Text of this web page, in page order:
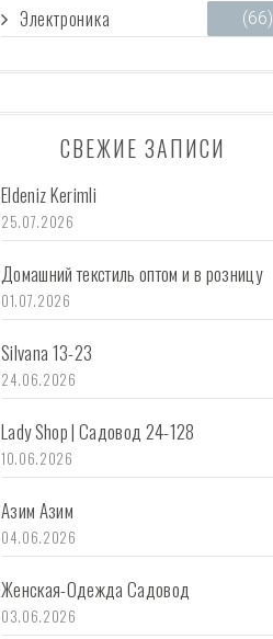
Электроника (66)
СВЕЖИЕ ЗАПИСИ
Eldeniz Kerimli
25.07.2026
Домашний текстиль оптом и в розницу
01.07.2026
Silvana 13-23
24.06.2026
Lady Shop | Садовод 24-128
10.06.2026
Азим Азим
04.06.2026
Женская-Одежда Садовод
03.06.2026